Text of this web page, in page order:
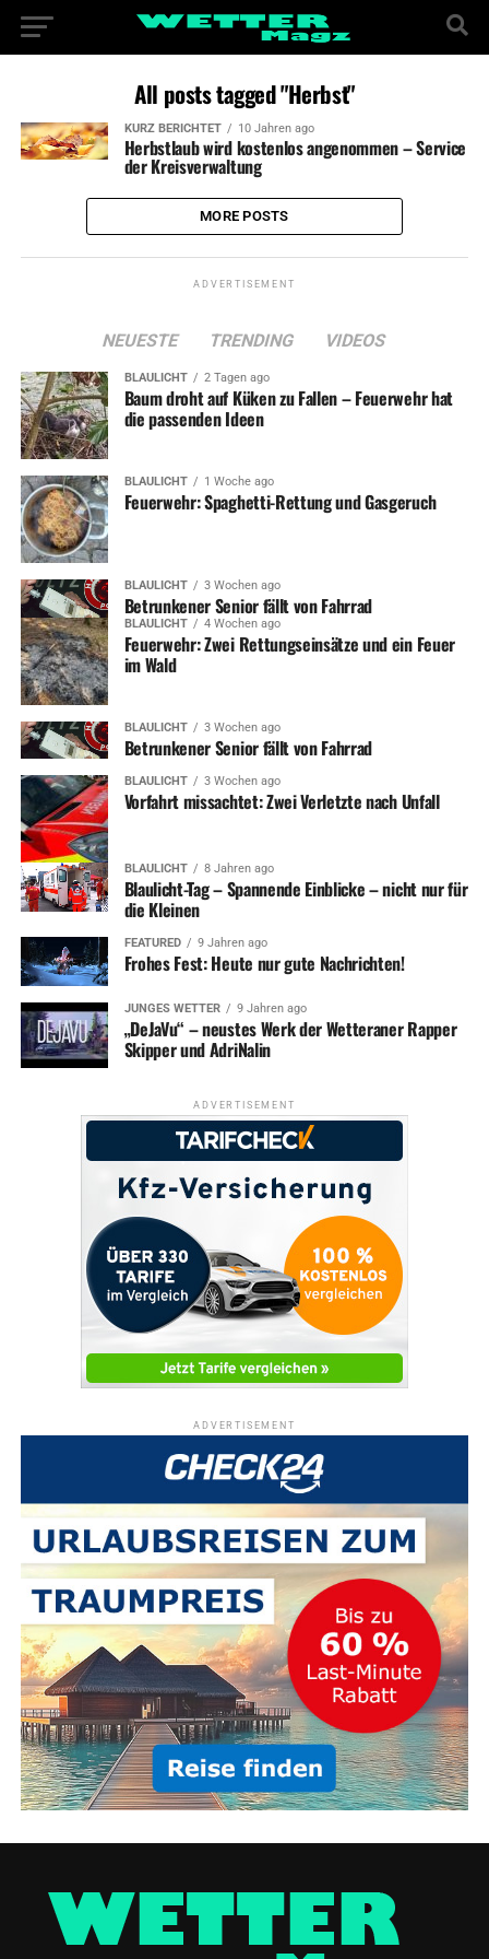
All posts tagged "Herbst"
KURZ BERICHTET 10 Jahren ago
Herbstlaub wird kostenlos angenommen – Service
der Kreisverwaltung
MORE POSTS
ADVERTISEMENT
NEUESTE TRENDING VIDEOS
BLAULICHT 2 Tagen ago
Baum droht auf Küken zu Fallen – Feuerwehr hat
die passenden Ideen
BLAULICHT 1 Woche ago
Feuerwehr: Spaghetti-Rettung und Gasgeruch
BLAULICHT 3 Wochen ago
Betrunkener Senior fällt von Fahrrad
BLAULICHT 4 Wochen ago
Feuerwehr: Zwei Rettungseinsätze und ein Feuer
im Wald
BLAULICHT 3 Wochen ago
Betrunkener Senior fällt von Fahrrad
BLAULICHT 3 Wochen ago
Vorfahrt missachtet: Zwei Verletzte nach Unfall
BLAULICHT 8 Jahren ago
Blaulicht-Tag – Spannende Einblicke – nicht nur für
die Kleinen
FEATURED 9 Jahren ago
Frohes Fest: Heute nur gute Nachrichten!
JUNGES WETTER 9 Jahren ago
„DeJaVu“ – neustes Werk der Wetteraner Rapper
Skipper und AdriNalin
ADVERTISEMENT
ADVERTISEMENT